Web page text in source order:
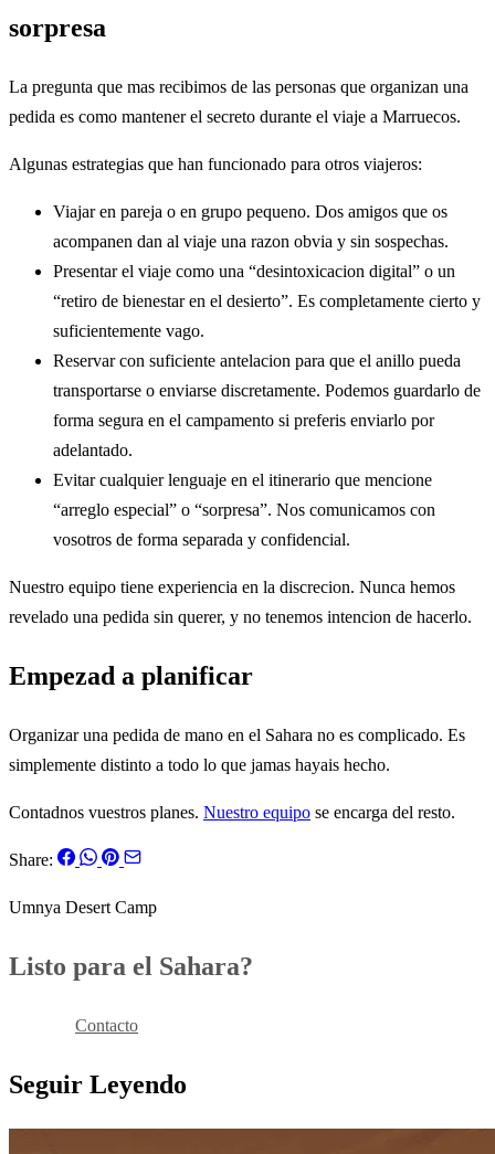
sorpresa
La pregunta que mas recibimos de las personas que organizan una
pedida es como mantener el secreto durante el viaje a Marruecos.
Algunas estrategias que han funcionado para otros viajeros:
Viajar en pareja o en grupo pequeno. Dos amigos que os
acompanen dan al viaje una razon obvia y sin sospechas.
Presentar el viaje como una “desintoxicacion digital” o un
“retiro de bienestar en el desierto”. Es completamente cierto y
suficientemente vago.
Reservar con suficiente antelacion para que el anillo pueda
transportarse o enviarse discretamente. Podemos guardarlo de
forma segura en el campamento si preferis enviarlo por
adelantado.
Evitar cualquier lenguaje en el itinerario que mencione
“arreglo especial” o “sorpresa”. Nos comunicamos con
vosotros de forma separada y confidencial.
Nuestro equipo tiene experiencia en la discrecion. Nunca hemos
revelado una pedida sin querer, y no tenemos intencion de hacerlo.
Empezad a planificar
Organizar una pedida de mano en el Sahara no es complicado. Es
simplemente distinto a todo lo que jamas hayais hecho.
Contadnos vuestros planes. Nuestro equipo se encarga del resto.
Share:
Umnya Desert Camp
Listo para el Sahara?
Contacto
Seguir Leyendo